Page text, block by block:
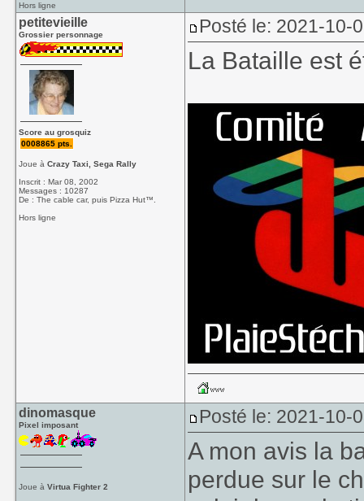
Hors ligne
petitevieille
Grossier personnage
Score au grosquiz
0008865 pts.
Joue àCrazy Taxi, Sega Rally
Inscrit : Mar 08, 2002
Messages : 10287
De : The cable car, puis Pizza Hut™.
Hors ligne
Posté le: 2021-10-
La Bataille est
dinomasque
Pixel imposant
Joue àVirtua Fighter 2
Posté le: 2021-10-
A mon avis la
perdue sur le